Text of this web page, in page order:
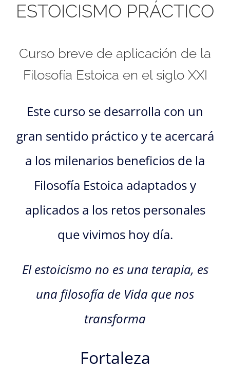
ESTOICISMO PRÁCTICO
Curso breve de aplicación de la
Filosofía Estoica en el siglo XXI
Este curso se desarrolla con un
gran sentido práctico y te acercará
a los milenarios beneficios de la
Filosofía Estoica adaptados y
aplicados a los retos personales
que vivimos hoy día.
El estoicismo no es una terapia, es
una filosofía de Vida que nos
transforma
Fortaleza